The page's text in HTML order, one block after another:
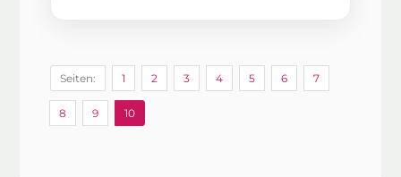
Seiten: 1 2 3 4 5 6 7
8 9 10